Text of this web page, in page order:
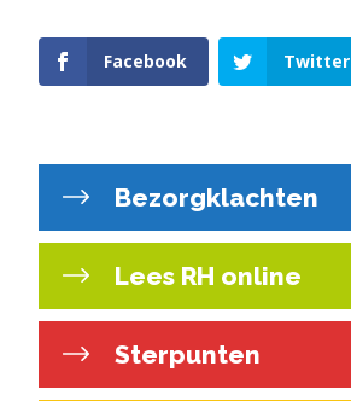
Facebook Twitter
Bezorgklachten
Lees RH online
Sterpunten